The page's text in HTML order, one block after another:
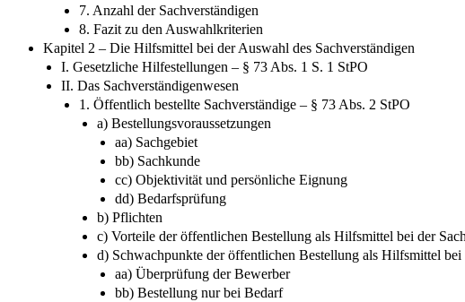
7. Anzahl der Sachverständigen
8. Fazit zu den Auswahlkriterien
Kapitel 2 – Die Hilfsmittel bei der Auswahl des Sachverständigen
I. Gesetzliche Hilfestellungen – § 73 Abs. 1 S. 1 StPO
II. Das Sachverständigenwesen
1. Öffentlich bestellte Sachverständige – § 73 Abs. 2 StPO
a) Bestellungsvoraussetzungen
aa) Sachgebiet
bb) Sachkunde
cc) Objektivität und persönliche Eignung
dd) Bedarfsprüfung
b) Pflichten
c) Vorteile der öffentlichen Bestellung als Hilfsmittel bei der
d) Schwachpunkte der öffentlichen Bestellung als Hilfsmittel bei
aa) Überprüfung der Bewerber
bb) Bestellung nur bei Bedarf